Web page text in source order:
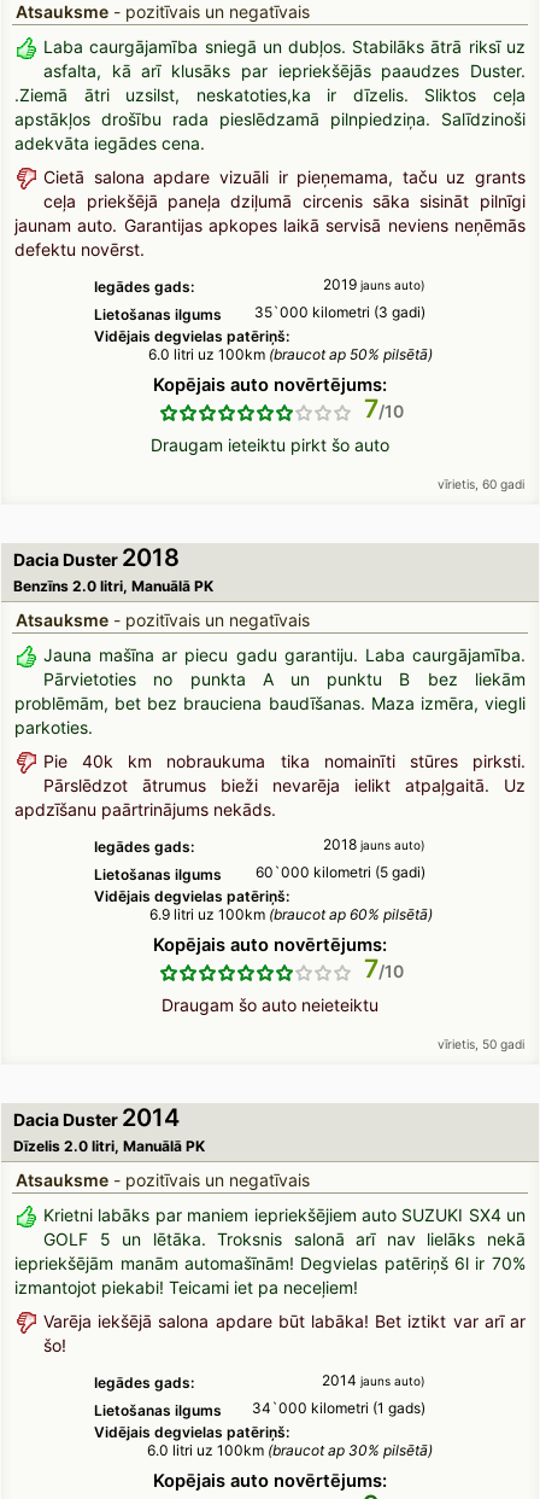
Atsauksme- pozitīvais un negatīvais
Laba caurgājamība sniegā un dubļos. Stabilāks ātrā riksī uz
asfalta, kā arī klusāks par iepriekšējās paaudzes Duster.
.Ziemā ātri uzsilst, neskatoties,ka ir dīzelis. Sliktos ceļa
apstākļos drošību rada pieslēdzamā pilnpiedziņa. Salīdzinoši
adekvāta iegādes cena.
Cietā salona apdare vizuāli ir pieņemama, taču uz grants
ceļa priekšējā paneļa dziļumā circenis sāka sisināt pilnīgi
jaunam auto. Garantijas apkopes laikā servisā neviens neņēmās
defektu novērst.
Iegādes gads: 2019 jauns auto)
Lietošanas ilgums
35`000 kilometri (3 gadi)
Vidējais degvielas patēriņš:
6.0 litri uz 100km (braucot ap 50% pilsētā)
Kopējais auto novērtējums:
7
Draugam ieteiktu pirkt šo auto
vīrietis, 60 gadi
Dacia Duster 2018
Benzīns 2.0 litri, Manuālā PK
Atsauksme- pozitīvais un negatīvais
Jauna mašīna ar piecu gadu garantiju. Laba caurgājamība.
Pārvietoties no punkta A un punktu B bez liekām
problēmām, bet bez brauciena baudīšanas. Maza izmēra, viegli
parkoties.
Pie 40k km nobraukuma tika nomainīti stūres pirksti.
Pārslēdzot ātrumus bieži nevarēja ielikt atpaļgaitā. Uz
apdzīšanu paārtrinājums nekāds.
Iegādes gads: 2018 jauns auto)
Lietošanas ilgums
60`000 kilometri (5 gadi)
Vidējais degvielas patēriņš:
6.9 litri uz 100km (braucot ap 60% pilsētā)
Kopējais auto novērtējums:
7
Draugam šo auto neieteiktu
vīrietis, 50 gadi
Dacia Duster 2014
Dīzelis 2.0 litri, Manuālā PK
Atsauksme- pozitīvais un negatīvais
Krietni labāks par maniem iepriekšējiem auto SUZUKI SX4 un
GOLF 5 un lētāka. Troksnis salonā arī nav lielāks nekā
iepriekšējām manām automašīnām! Degvielas patēriņš 6l ir 70%
izmantojot piekabi! Teicami iet pa neceļiem!
Varēja iekšējā salona apdare būt labāka! Bet iztikt var arī ar
šo!
Iegādes gads: 2014 jauns auto)
Lietošanas ilgums
34`000 kilometri (1 gads)
Vidējais degvielas patēriņš:
6.0 litri uz 100km (braucot ap 30% pilsētā)
Kopējais auto novērtējums: